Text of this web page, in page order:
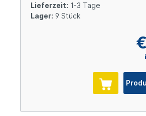
Lieferzeit: 1-3 Tage
Lager: 9 Stück